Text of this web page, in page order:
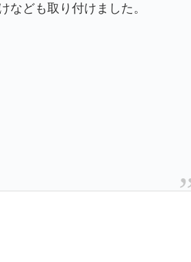
なども取り付けました。